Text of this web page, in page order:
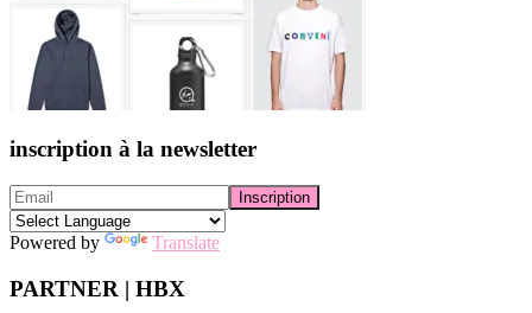
inscription à la newsletter
Powered by Translate
PARTNER | HBX